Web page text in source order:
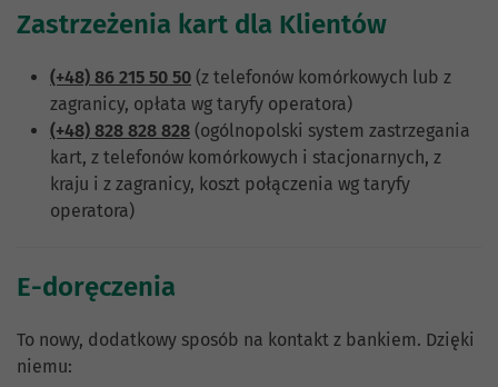
Zastrzeżenia kart dla Klientów
(+48) 86 215 50 50 (z telefonów komórkowych lub z
zagranicy, opłata wg taryfy operatora)
(+48) 828 828 828 (ogólnopolski system zastrzegania
kart, z telefonów komórkowych i stacjonarnych, z
kraju i z zagranicy, koszt połączenia wg taryfy
operatora)
E-doręczenia
To nowy, dodatkowy sposób na kontakt z bankiem. Dzięki
niemu: